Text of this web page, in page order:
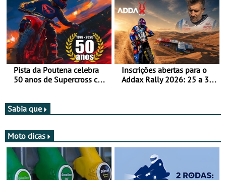
Pista da Poutena celebra
50 anos de Supercross com
Inscrições abertas para o
Addax Rally 2026: 25 a 30
Sabia que
Moto dicas